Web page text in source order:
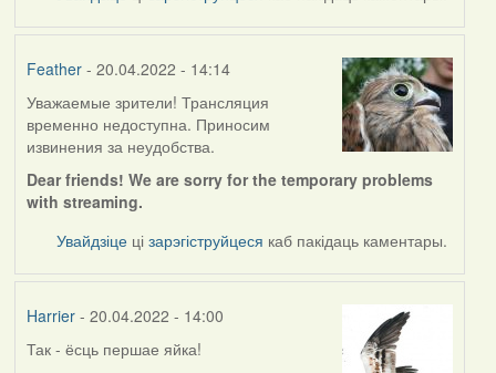
Feather- 20.04.2022 - 14:14
Уважаемые зрители! Трансляция
временно недоступна. Приносим
извинения за неудобства.
Dear friends! We are sorry for the temporary problems
with streaming.
Увайдзіце цізарэгіструйцеся каб пакідаць каментары.
Harrier- 20.04.2022 - 14:00
Так - ёсць першае яйка!